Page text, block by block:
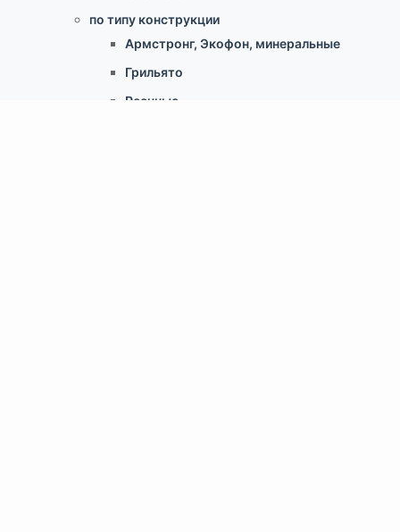
по типу конструкции
Армстронг, Экофон, минеральные
Грильято
Реечные